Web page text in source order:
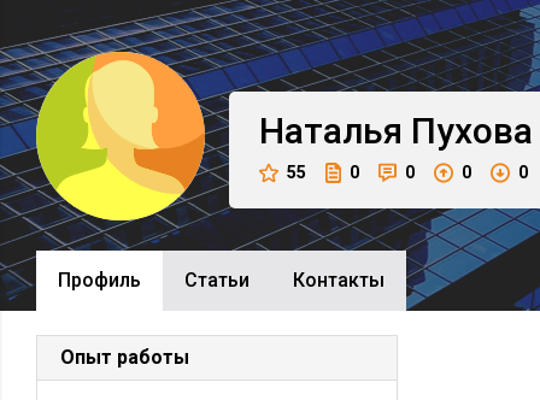
Наталья Пухова
55 0 0 0 0
Профиль Cтатьи Контакты
Опыт работы